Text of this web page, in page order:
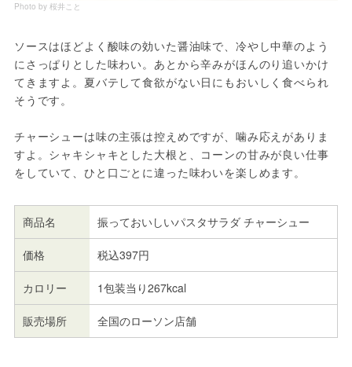
Photo by 桜井こと
ソースはほどよく酸味の効いた醤油味で、冷やし中華のよう
にさっぱりとした味わい。あとから辛みがほんのり追いかけ
てきますよ。夏バテして食欲がない日にもおいしく食べられ
そうです。
チャーシューは味の主張は控えめですが、噛み応えがありま
すよ。シャキシャキとした大根と、コーンの甘みが良い仕事
をしていて、ひと口ごとに違った味わいを楽しめます。
商品名 振っておいしいパスタサラダ チャーシュー
価格 税込397円
カロリー 1包装当り267kcal
販売場所 全国のローソン店舗